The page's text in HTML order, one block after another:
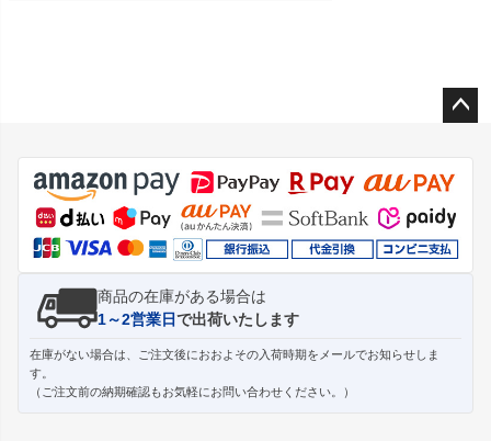
ジト
ップ
へ
商品の在庫がある場合は
1～2営業日で出荷いたします
在庫がない場合は、ご注文後におおよその入荷時期をメールでお知らせしま
す。
（ご注文前の納期確認もお気軽にお問い合わせください。）